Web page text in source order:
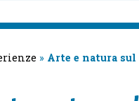
» Arte e natura sul